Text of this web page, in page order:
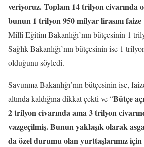
veriyoruz. Toplam 14 trilyon civarında
bunun 1 trilyon 950 milyar lirasını
Millî Eğitim Bakanlığı’nın bütçesinin 1
Sağlık Bakanlığı’nın bütçesinin ise 1
olduğunu söyledi.
Savunma Bakanlığı’nın bütçesinin ise,
altında kaldığına dikkat çekti ve “Bütçe
2 trilyon civarında ama 3 trilyon
vazgeçilmiş. Bunun yaklaşık olarak
da özel durumu olan yurttaşlarımız